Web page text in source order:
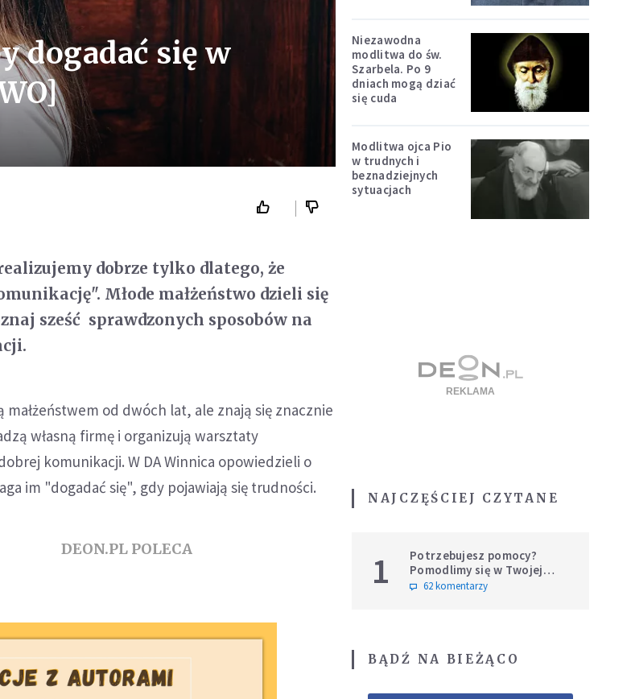
dogadać się w
dobrze tylko dlatego, że
Młode małżeństwo dzieli się
sześć sprawdzonych sposobów na
małżeństwem od dwóch lat, ale znają się znacznie
własną firmę i organizują warsztaty
komunikacji. W DA Winnica opowiedzieli o
im "dogadać się", gdy pojawiają się trudności.
DEON.PL POLECA
Niezawodna
modlitwa do św.
Szarbela. Po 9
dniach mogą dziać
się cuda
Modlitwa ojca Pio
w trudnych i
beznadziejnych
sytuacjach
NAJCZĘŚCIEJ CZYTANE
1
Potrzebujesz pomocy?
Pomodlimy się w Twojej
intencji
62 komentarzy
BĄDŹ NA BIEŻĄCO